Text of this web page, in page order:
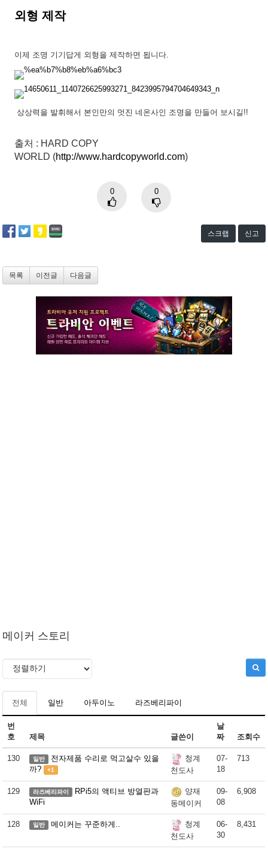
외형 제작
이제 조명 기기답게 외형을 제작하면 됩니다.
상상력을 발휘해서 본인만의 멋진 네온사인 조명을 만들어 보시길!!
출처 : HARD COPY
WORLD (http://www.hardcopyworld.com)
0 0
스크랩 신고
목록 이전글 다음글
메이커 스토리
전체 일반 아두이노 라즈베리파이
번
호
제목 글쓴이
날
짜
조회수
130 일반
전자제품 수리로 먹고살수 있을
까?
+1
청계
천도사
07-
18
713
129 라즈베리파이
RPi5의 액티브 방열판과
WiFi
양재
동메이커
09-
08
6,908
128 일반 메이커는 꾸준하게..
청계
천도사
06-
30
8,431